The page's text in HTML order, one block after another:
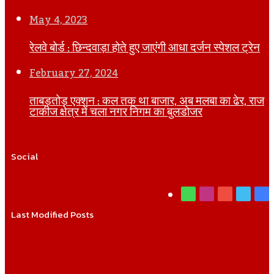
May 4, 2023
रेलवे बोर्ड : छिन्दवाड़ा होते हुए जाएंगी आधा दर्जन स्पेशल ट्रेन
February 27, 2024
ताबड़तोड़ एक्शन : कल तक था बाजार, अब मलबा का ढेर, राज
टाकीज क्षेत्र में चला नगर निगम का बुलडोजर
Social
YouTube
Instagram
WhatsApp
Last Modified Posts